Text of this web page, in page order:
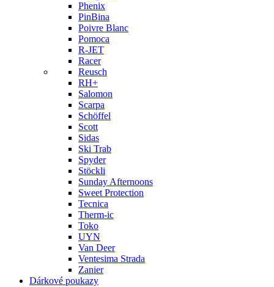
Phenix
PinBina
Poivre Blanc
Pomoca
R-JET
Racer
Reusch
RH+
Salomon
Scarpa
Schöffel
Scott
Sidas
Ski Trab
Spyder
Stöckli
Sunday Afternoons
Sweet Protection
Tecnica
Therm-ic
Toko
UYN
Van Deer
Ventesima Strada
Zanier
Dárkové poukazy